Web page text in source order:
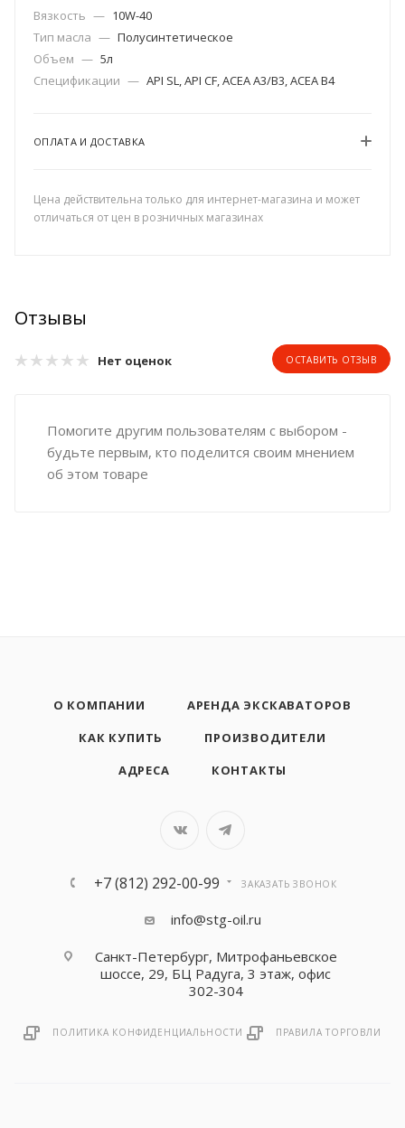
Вязкость — 10W-40
Тип масла — Полусинтетическое
Объем — 5л
Спецификации — API SL, API CF, ACEA A3/B3, ACEA B4
ОПЛАТА И ДОСТАВКА
Цена действительна только для интернет-магазина и может
отличаться от цен в розничных магазинах
Отзывы
Нет оценок ОСТАВИТЬ ОТЗЫВ
Помогите другим пользователям с выбором -
будьте первым, кто поделится своим мнением
об этом товаре
О КОМПАНИИ
АРЕНДА ЭКСКАВАТОРОВ
КАК КУПИТЬ
ПРОИЗВОДИТЕЛИ
АДРЕСА
КОНТАКТЫ
+7 (812) 292-00-99 ЗАКАЗАТЬ ЗВОНОК
info@stg-oil.ru
Санкт-Петербург, Митрофаньевское
шоссе, 29, БЦ Радуга, 3 этаж, офис
302-304
ПОЛИТИКА КОНФИДЕНЦИАЛЬНОСТИ ПРАВИЛА ТОРГОВЛИ